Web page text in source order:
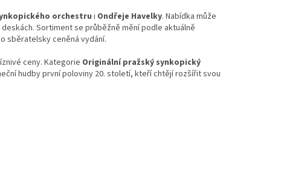
orchestru i Ondřeje Havelky. Nabídka může
Sortiment se průběžně mění podle aktuálně
sběratelsky ceněná vydání.
ceny. Kategorie Originální pražský synkopický
hudby první poloviny 20. století, kteří chtějí rozšířit svou